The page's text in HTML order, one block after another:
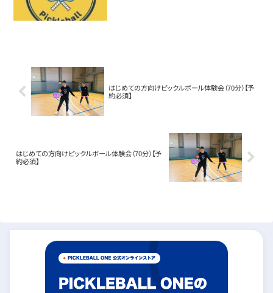
はじめての方向けピックルボール体験会（70分）【予
約必須】
はじめての方向けピックルボール体験会（70分）【予
約必須】